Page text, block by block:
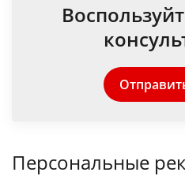
Персональные